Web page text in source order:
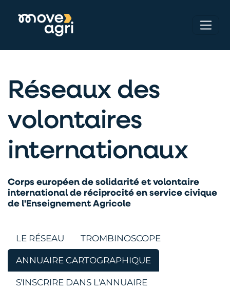
Réseaux des
volontaires
internationaux
Corps européen de solidarité et volontaire
international de réciprocité en service civique
de l'Enseignement Agricole
LE RÉSEAU TROMBINOSCOPE
ANNUAIRE CARTOGRAPHIQUE
S'INSCRIRE DANS L'ANNUAIRE